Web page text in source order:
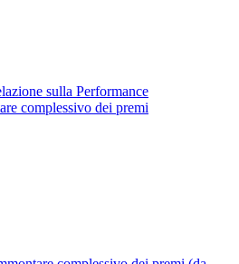
sulla Performance
complessivo dei premi